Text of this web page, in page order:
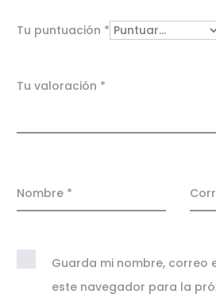
r
c
o
e
Tu puntuación *
Tu valoración *
Nombre *
Guarda mi nombre, correo
este navegador para la